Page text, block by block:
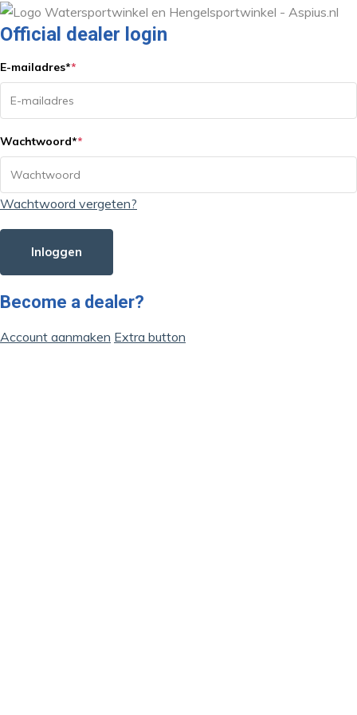
Official dealer login
E-mailadres**
Wachtwoord**
Wachtwoord vergeten?
Inloggen
Become a dealer?
Account aanmaken Extra button